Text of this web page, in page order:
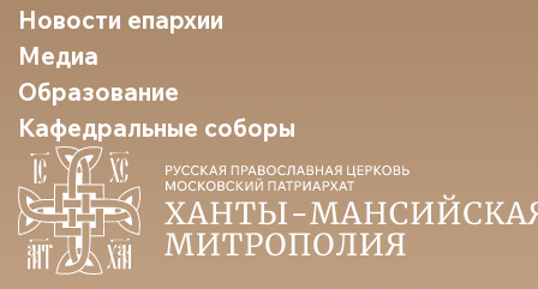
Новости епархии
Медиа
Образование
Кафедральные соборы